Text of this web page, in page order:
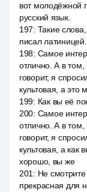
вот молодёжной
русский язык.
197: Такие
писал латиницей.
198: Самое
отлично. А в том,
говорит, я
культовая, а
199: Как вы её
200: Самое
отлично. А в том,
говорит, я
культовая, а как
хорошо, вы же
201 : Не
прекрасная для